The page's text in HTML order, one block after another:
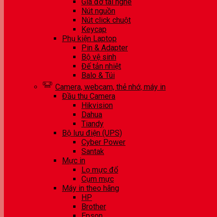
Nút nguồn
Nút click chuột
Keycap
Phụ kiện Laptop
Pin & Adapter
Bộ vệ sinh
Đế tản nhiệt
Balo & Túi
Camera, webcam, thẻ nhớ, máy in
Đầu thu Camera
Hikvision
Dahua
Tiandy
Bộ lưu điện (UPS)
Cyber Power
Santak
Mực in
Lọ mực đổ
Cụm mực
Máy in theo hãng
HP
Brother